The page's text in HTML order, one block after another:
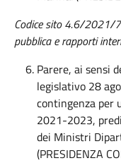
Codice sito 4.6/2021/
pubblica e rapporti
Parere, ai sensi
legislativo 28
contingenza per
2021-2023,
dei Ministri
(PRESIDENZA